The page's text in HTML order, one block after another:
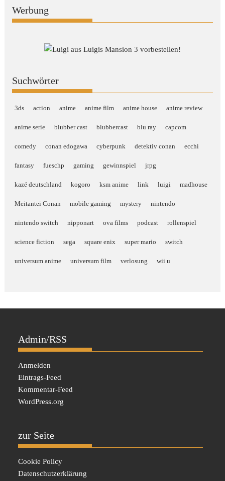
Werbung
Suchwörter
3ds action anime anime film anime house anime review
anime serie blubber cast blubbercast blu ray capcom
comedy conan edogawa cyberpunk detektiv conan ecchi
fantasy fueschp gaming gewinnspiel jrpg
kazé deutschland kogoro ksm anime link luigi madhouse
Meitantei Conan mobile gaming mystery nintendo
nintendo switch nipponart ova films podcast rollenspiel
science fiction sega square enix super mario switch
universum anime universum film verlosung wii u
Admin/RSS
Anmelden
Eintrags-Feed
Kommentar-Feed
WordPress.org
zur Seite
Cookie Policy
Datenschutzerklärung